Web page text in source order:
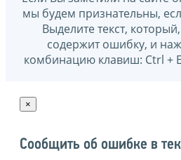
мы будем признательны,
Выделите текст,
содержит ошибку, и
комбинацию клавиш: Ctrl +
×
Сообщить об ошибке в